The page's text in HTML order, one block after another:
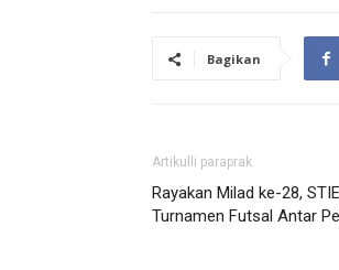
Bagikan
Artikulli paraprak
Rayakan Milad ke-28,
Turnamen Futsal Antar